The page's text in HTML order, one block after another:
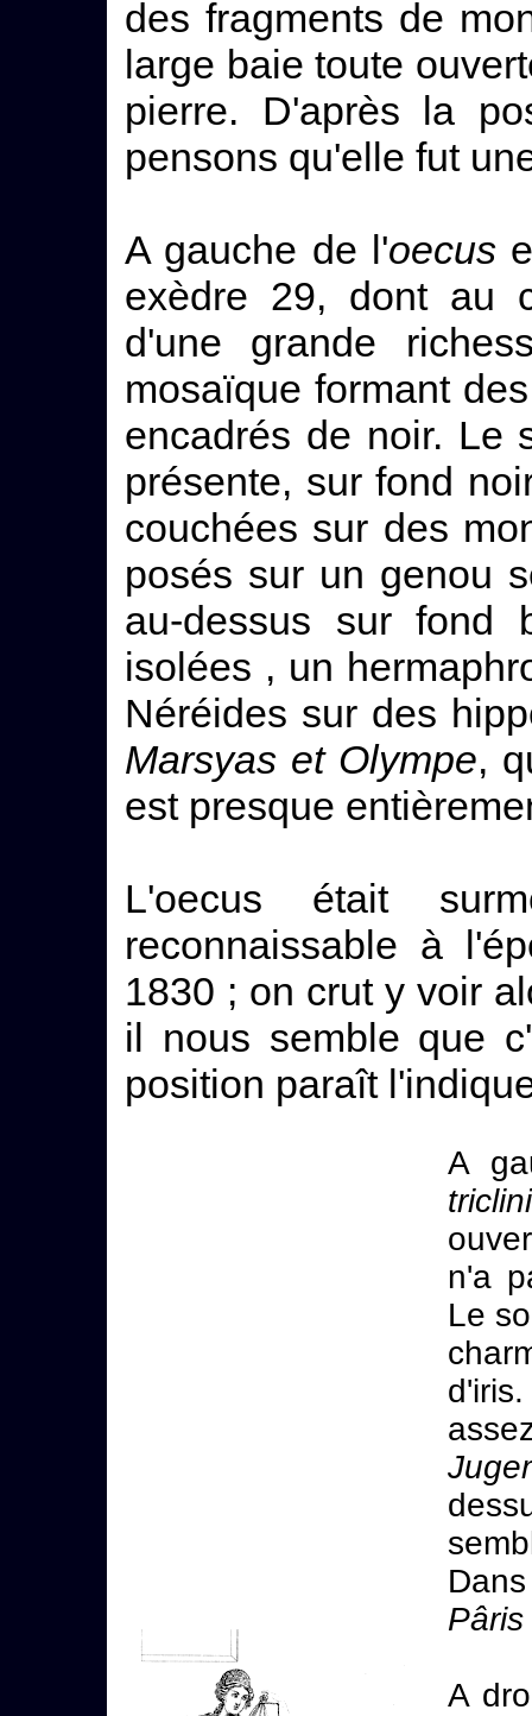
des fragments de
large baie toute
pierre. D'après la
pensons qu'elle fut
A gauche de l'oecus
exèdre 29, dont au
d'une grande
mosaïque formant
encadrés de noir. Le
présente, sur fond
couchées sur des
posés sur un genou
au-dessus sur fond
isolées , un
Néréides sur des
Marsyas et Olympe,
est presque
L'oecus était
reconnaissable à
1830 ; on crut y voir
il nous semble que
position paraît
A
n'a
Le
A